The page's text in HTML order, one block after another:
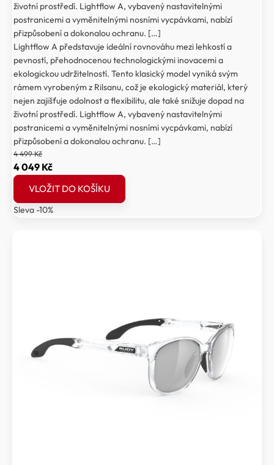
životní prostředí. Lightflow A, vybavený nastavitelnými
postranicemi a vyměnitelnými nosními vycpávkami, nabízí
přizpůsobení a dokonalou ochranu. […]
Lightflow A představuje ideální rovnováhu mezi lehkostí a
pevností, přehodnocenou technologickými inovacemi a
ekologickou udržitelností. Tento klasický model vyniká svým
rámem vyrobeným z Rilsanu, což je ekologický materiál, který
nejen zajišťuje odolnost a flexibilitu, ale také snižuje dopad na
životní prostředí. Lightflow A, vybavený nastavitelnými
postranicemi a vyměnitelnými nosními vycpávkami, nabízí
přizpůsobení a dokonalou ochranu. […]
4 499Kč
Původní
cena
byla:
4
4 049 KčAktuální
4
VLOŽIT DO KOŠÍKU
Sleva -10%